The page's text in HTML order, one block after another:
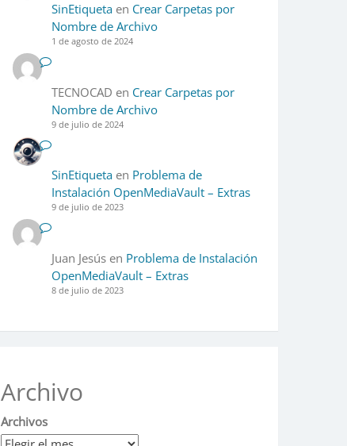
SinEtiquetaen Crear Carpetas por
Nombre de Archivo
1 de agosto de 2024
TECNOCAD en Crear Carpetas por
Nombre de Archivo
9 de julio de 2024
SinEtiquetaen Problema de
Instalación OpenMediaVault – Extras
9 de julio de 2023
Juan Jesúsen Problema de Instalación
OpenMediaVault – Extras
8 de julio de 2023
Archivo
Archivos